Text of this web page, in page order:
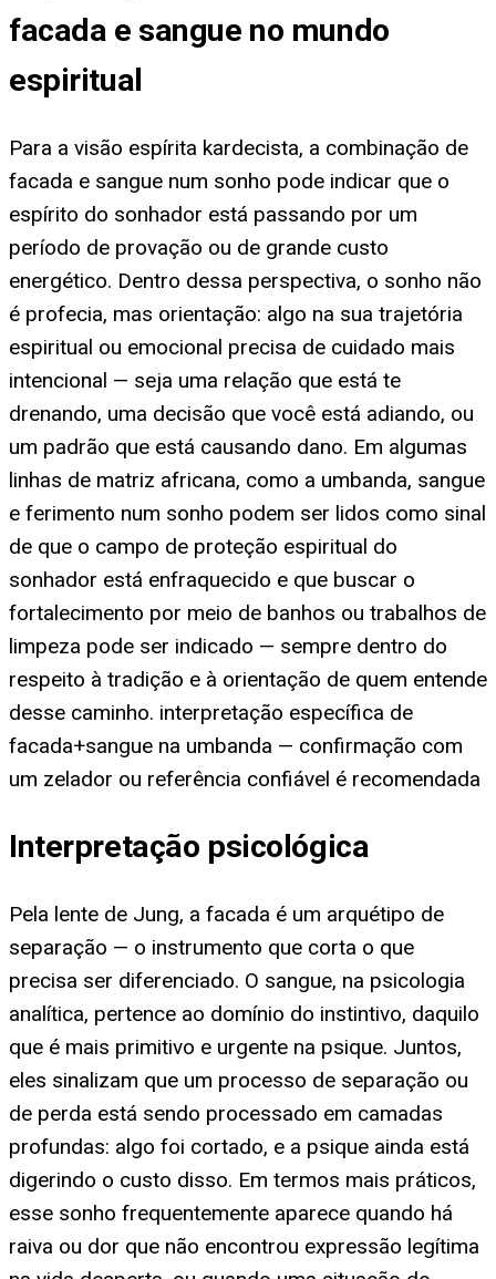
facada e sangue no mundo
espiritual
Para a visão espírita kardecista, a combinação de
facada e sangue num sonho pode indicar que o
espírito do sonhador está passando por um
período de provação ou de grande custo
energético. Dentro dessa perspectiva, o sonho não
é profecia, mas orientação: algo na sua trajetória
espiritual ou emocional precisa de cuidado mais
intencional — seja uma relação que está te
drenando, uma decisão que você está adiando, ou
um padrão que está causando dano. Em algumas
linhas de matriz africana, como a umbanda, sangue
e ferimento num sonho podem ser lidos como sinal
de que o campo de proteção espiritual do
sonhador está enfraquecido e que buscar o
fortalecimento por meio de banhos ou trabalhos de
limpeza pode ser indicado — sempre dentro do
respeito à tradição e à orientação de quem entende
desse caminho. interpretação específica de
facada+sangue na umbanda — confirmação com
um zelador ou referência confiável é recomendada
Interpretação psicológica
Pela lente de Jung, a facada é um arquétipo de
separação — o instrumento que corta o que
precisa ser diferenciado. O sangue, na psicologia
analítica, pertence ao domínio do instintivo, daquilo
que é mais primitivo e urgente na psique. Juntos,
eles sinalizam que um processo de separação ou
de perda está sendo processado em camadas
profundas: algo foi cortado, e a psique ainda está
digerindo o custo disso. Em termos mais práticos,
esse sonho frequentemente aparece quando há
raiva ou dor que não encontrou expressão legítima